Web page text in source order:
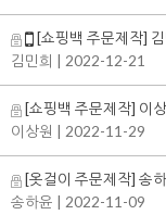
[쇼핑백 주문제작]
김민희
| 2022-12-21
[쇼핑백 주문제작] 이
이상원
| 2022-11-29
[옷걸이 주문제작] 송
송하윤
| 2022-11-09